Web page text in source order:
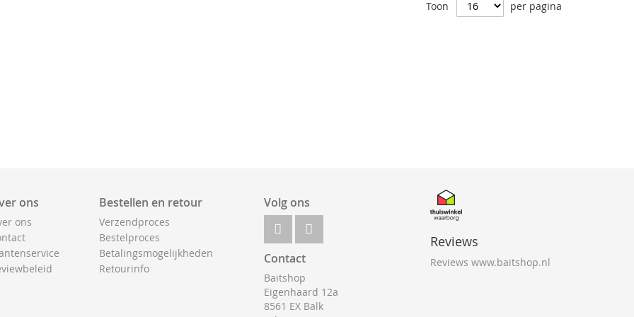
Toon per pagina
ons
ons
Bestellen en retour
Verzendproces
Bestelproces
Betalingsmogelijkheden
Retourinfo
Volg ons
Contact
Baitshop
Eigenhaard 12a
8561 EX Balk
Reviews
Reviews www.baitshop.nl